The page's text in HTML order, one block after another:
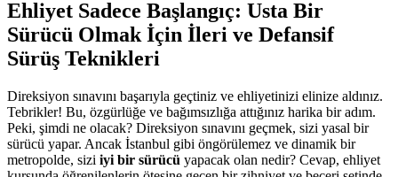
Ehliyet Sadece Başlangıç: Usta Bir
Sürücü Olmak İçin İleri ve Defansif
Sürüş Teknikleri
Direksiyon sınavını başarıyla geçtiniz ve ehliyetinizi elinize aldınız.
Tebrikler! Bu, özgürlüğe ve bağımsızlığa attığınız harika bir adım.
Peki, şimdi ne olacak? Direksiyon sınavını geçmek, sizi yasal bir
sürücü yapar. Ancak İstanbul gibi öngörülemez ve dinamik bir
metropolde, sizi iyi bir sürücü yapacak olan nedir? Cevap, ehliyet